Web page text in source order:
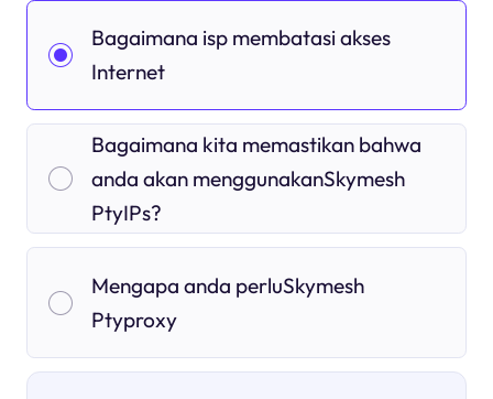
Bagaimana isp membatasi akses
Internet
Bagaimana kita memastikan bahwa
anda akan menggunakanSkymesh
PtyIPs?
Mengapa anda perluSkymesh
Ptyproxy